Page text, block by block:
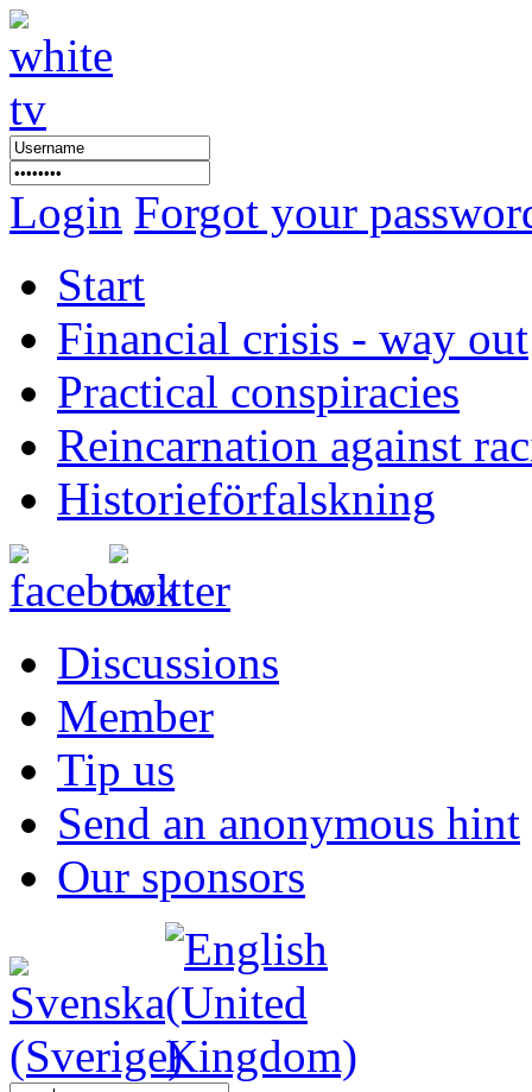
Login Forgot your
Start
Financial crisis - way out
Practical conspiracies
Reincarnation against
Historieförfalskning
Discussions
Member
Tip us
Send an anonymous hint
Our sponsors